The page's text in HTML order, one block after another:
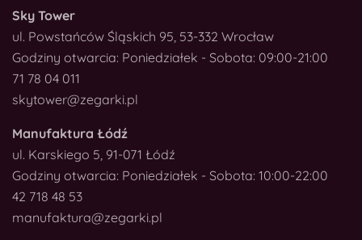
Sky Tower
ul. Powstańców Śląskich 95, 53-332 Wrocław
Godziny otwarcia: Poniedziałek - Sobota: 09:00-21:00
71 78 04 011
skytower@zegarki.pl
Manufaktura Łódź
ul. Karskiego 5, 91-071 Łódź
Godziny otwarcia: Poniedziałek - Sobota: 10:00-22:00
42 718 48 53
manufaktura@zegarki.pl